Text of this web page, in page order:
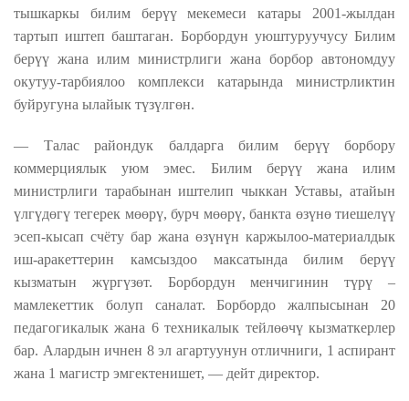
тышкаркы билим берүү мекемеси катары 2001-жылдан
тартып иштеп баштаган. Борбордун уюштуруучусу Билим
берүү жана илим министрлиги жана борбор автономдуу
окутуу-тарбиялоо комплекси катарында министрликтин
буйругуна ылайык түзүлгөн.
— Талас райондук балдарга билим берүү борбору
коммерциялык уюм эмес. Билим берүү жана илим
министрлиги тарабынан иштелип чыккан Уставы, атайын
үлгүдөгү тегерек мөөрү, бурч мөөрү, банкта өзүнө тиешелүү
эсеп-кысап счёту бар жана өзүнүн каржылоо-материалдык
иш-аракеттерин камсыздоо максатында билим берүү
кызматын жүргүзөт. Борбордун менчигинин түрү –
мамлекеттик болуп саналат. Борбордо жалпысынан 20
педагогикалык жана 6 техникалык тейлөөчү кызматкерлер
бар. Алардын ичнен 8 эл агартуунун отличниги, 1 аспирант
жана 1 магистр эмгектенишет, — дейт директор.